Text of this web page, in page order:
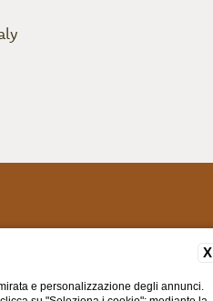
X
e personalizzazione degli annunci.